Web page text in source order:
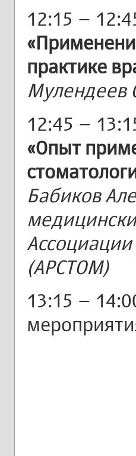
12:15 –
практике
Мулендеев
12:45 –
«Опыт
Бабиков
(АРСТОМ)
13:15 –